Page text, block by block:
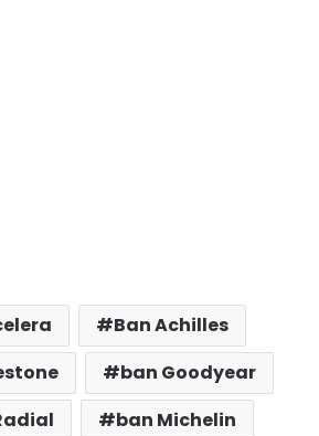
Ban Achilles
ban Goodyear
ban Michelin